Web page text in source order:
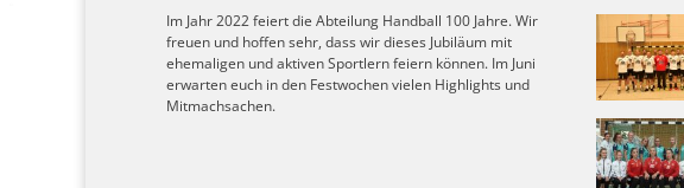
Im Jahr 2022 feiert die Abteilung Handball 100 Jahre. Wir
freuen und hoffen sehr, dass wir dieses Jubiläum mit
ehemaligen und aktiven Sportlern feiern können. Im Juni
erwarten euch in den Festwochen vielen Highlights und
Mitmachsachen.